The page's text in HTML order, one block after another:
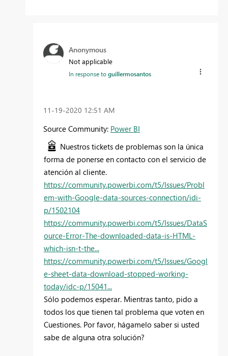
Anonymous
Not applicable
In response toguillermosantos
‎11-19-2020 12:51 AM
Source Community: Power BI
Nuestros tickets de problemas son la única
forma de ponerse en contacto con el servicio de
atención al cliente.
https://community.powerbi.com/t5/Issues/Probl
em-with-Google-data-sources-connection/idi-
p/1502104
https://community.powerbi.com/t5/Issues/DataS
ource-Error-The-downloaded-data-is-HTML-
which-isn-t-the...
https://community.powerbi.com/t5/Issues/Googl
e-sheet-data-download-stopped-working-
today/idc-p/15041...
Sólo podemos esperar. Mientras tanto, pido a
todos los que tienen tal problema que voten en
Cuestiones. Por favor, hágamelo saber si usted
sabe de alguna otra solución?